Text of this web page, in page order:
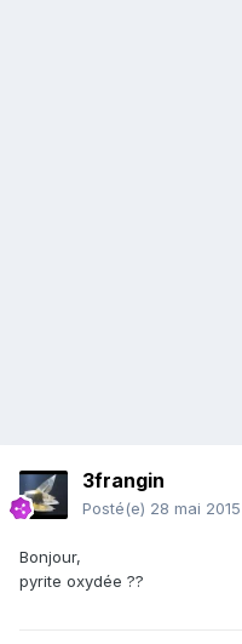
3frangin
Posté(e) 28 mai 2015
Bonjour,
pyrite oxydée ??